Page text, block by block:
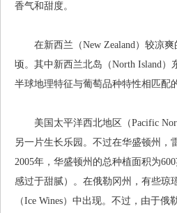
香气和甜度。
在新西兰（New Zealand）较凉爽
顷。其中新西兰北岛（North Island
半球地理特征与葡萄品种特性相匹配
美国太平洋西北地区（Pacific
另一片生长乐园。不过在华盛顿州，
2005年，华盛顿州的总种植面积为
感过于甜腻）。在俄勒冈州，有些琼
（Ice Wines）中出现。不过，由于